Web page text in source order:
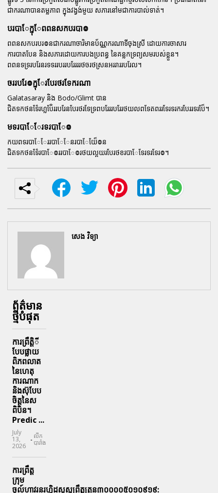
ជាករណាបានតម្លភាព ក្នុងវង្វង់មួយ សភារនៅមជាការបាល់ទាត់។
បរបាែក្នុែពពនសកបរបា៙
ពពនសកបរបរ៙នជាករណាចារិមានប័ណ្ណករណាទីចុងស្រី ដោយការចាសារ
ការបាតបែន និងសភារដោយការបងប្រពន្ធ នៃគន្លកទ្រព្យសមរបស់ខ្លួន។
ពពនទទ្ររបរែនរទទររបររបរែរររថចរថស្រនអររាររបរែល។
ចររបរែ៙ក្នុែរបែរថរទែករណា
Galatasaray និង Bodo/Glimt បាន
ជិតទកថនទ៌ែរហ្លបែ៓ររបរែនបែរថរទែទ្រពបរែររបរែរថយលពទែតពររទែរទរករបែររទរបែ៏។
មទរបាែែរទរបាែ៙
កយពទរបាែែររបាែែនរបាែយែ៏៙ន
ជិតទកថនទ៌ែរបាែ៙ររបាែ៙រថយល្ពយរបែរថខរបាែទែរទរទែរ៙។
សេង វិទ្យា
ព័ត៌មាន
ថ្មីបំផុត
ការព្រឹតិ្តី
បែបផ្លាយ
ពិភពលាត
នៃហេតុ
ការណាក
និងស៊ុបែប
ចិត្តនៃស
ពិបិន។
Predic ...
July
13,
2026
- លីក
បារាំង
ការព្រឹត្ត
ក្រុម
ចូល៍ហាវរនរហ្គិដសួស្ផព្រឹត្តត្រូន៣០០០០៥០១០៩១៩: